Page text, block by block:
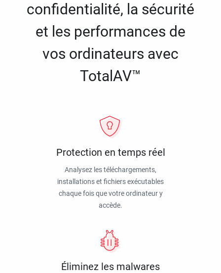
confidentialité, la sécurité
et les performances de
vos ordinateurs avec
TotalAV™
Protection en temps réel
Analysez les téléchargements,
installations et fichiers exécutables
chaque fois que votre ordinateur y
accède.
Éliminez les malwares